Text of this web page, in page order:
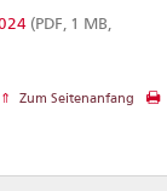
(PDF, 1 MB,
Zum Seitenanfang